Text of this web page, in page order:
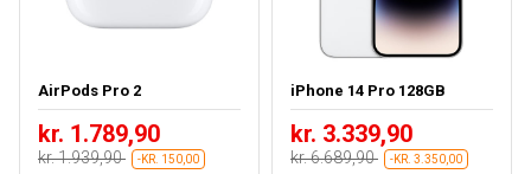
AirPods Pro 2
kr. 1.789,90
kr. 1.939,90 -KR. 150,00
iPhone 14 Pro 128GB
kr. 3.339,90
kr. 6.689,90 -KR. 3.350,00